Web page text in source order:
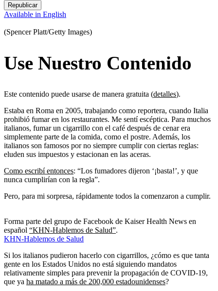
Republicar
Available in English
(Spencer Platt/Getty Images)
Use Nuestro Contenido
Este contenido puede usarse de manera gratuita (detalles).
Estaba en Roma en 2005, trabajando como reportera, cuando Italia
prohibió fumar en los restaurantes. Me sentí escéptica. Para muchos
italianos, fumar un cigarrillo con el café después de cenar era
simplemente parte de la comida, como el postre. Además, los
italianos son famosos por no siempre cumplir con ciertas reglas:
eluden sus impuestos y estacionan en las aceras.
Como escribí entonces: “Los fumadores dijeron ‘¡basta!’, y que
nunca cumplirían con la regla”.
Pero, para mi sorpresa, rápidamente todos la comenzaron a cumplir.
Forma parte del grupo de Facebook de Kaiser Health News en
español “KHN-Hablemos de Salud”.
KHN-Hablemos de Salud
Si los italianos pudieron hacerlo con cigarrillos, ¿cómo es que tanta
gente en los Estados Unidos no está siguiendo mandatos
relativamente simples para prevenir la propagación de COVID-19,
que ya ha matado a más de 200,000 estadounidenses?